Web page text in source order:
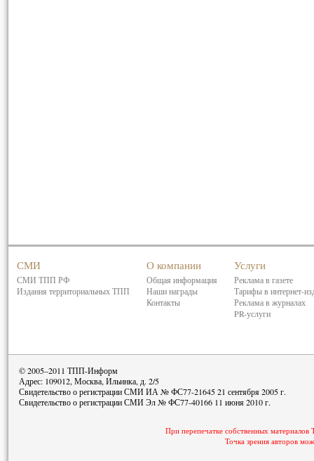
СМИ
СМИ ТПП РФ
Издания территориальных ТПП
О компании
Общая информация
Наши награды
Контакты
Услуги
Реклама в газете
Тарифы в интернет-
Реклама в журналах
PR-услуги
© 2005–2011 ТПП-Информ
Адрес: 109012, Москва, Ильинка, д. 2/5
Свидетельство о регистрации СМИ ИА № ФС77-21645 21 сентября 2005 г.
Свидетельство о регистрации СМИ Эл № ФС77-40166 11 июня 2010 г.
При перепечатке собственных
Точка зрения авторов